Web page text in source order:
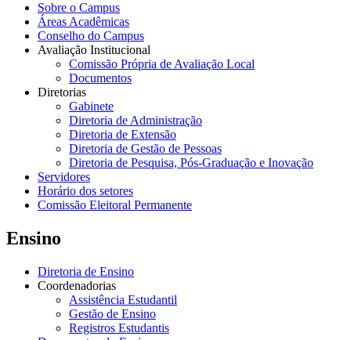
Sobre o Campus
Áreas Acadêmicas
Conselho do Campus
Avaliação Institucional
Comissão Própria de Avaliação Local
Documentos
Diretorias
Gabinete
Diretoria de Administração
Diretoria de Extensão
Diretoria de Gestão de Pessoas
Diretoria de Pesquisa, Pós-Graduação e Inovação
Servidores
Horário dos setores
Comissão Eleitoral Permanente
Ensino
Diretoria de Ensino
Coordenadorias
Assistência Estudantil
Gestão de Ensino
Registros Estudantis